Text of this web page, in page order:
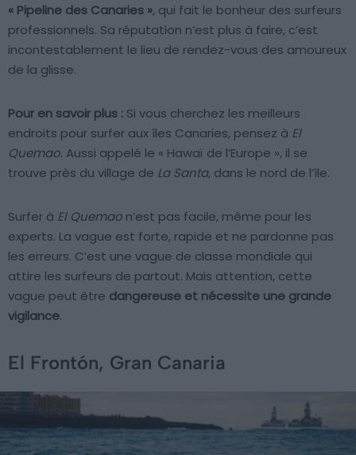
« Pipeline des Canaries », qui fait le bonheur des surfeurs
professionnels. Sa réputation n’est plus à faire, c’est
incontestablement le lieu de rendez-vous des amoureux
de la glisse.
Pour en savoir plus : Si vous cherchez les meilleurs
endroits pour surfer aux îles Canaries, pensez à El
Quemao. Aussi appelé le « Hawaï de l’Europe », il se
trouve près du village de La Santa, dans le nord de l’île.
Surfer à El Quemao n’est pas facile, même pour les
experts. La vague est forte, rapide et ne pardonne pas
les erreurs. C’est une vague de classe mondiale qui
attire les surfeurs de partout. Mais attention, cette
vague peut être dangereuse et nécessite une grande
vigilance.
El Frontón, Gran Canaria